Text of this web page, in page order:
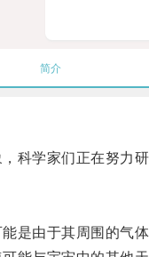
简介
学家们正在努力
由于其周围的气体